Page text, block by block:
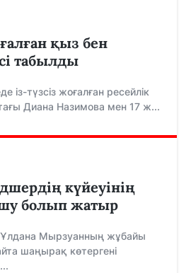
қыз бен
табылды
із-түзсіз жоғалған ресейлік
Диана Назимова мен 17 ж...
күйеуінің
болып жатыр
Мырзуанның жұбайы
шаңырақ көтергені